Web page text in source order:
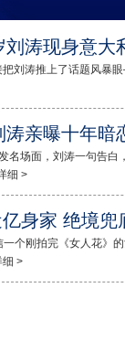
涛现身意大
刘涛推上了话题风暴
亲曝十年暗
名场面，刘涛一句告
细 >
身家 绝境兜
个刚拍完《女人花》
细 >